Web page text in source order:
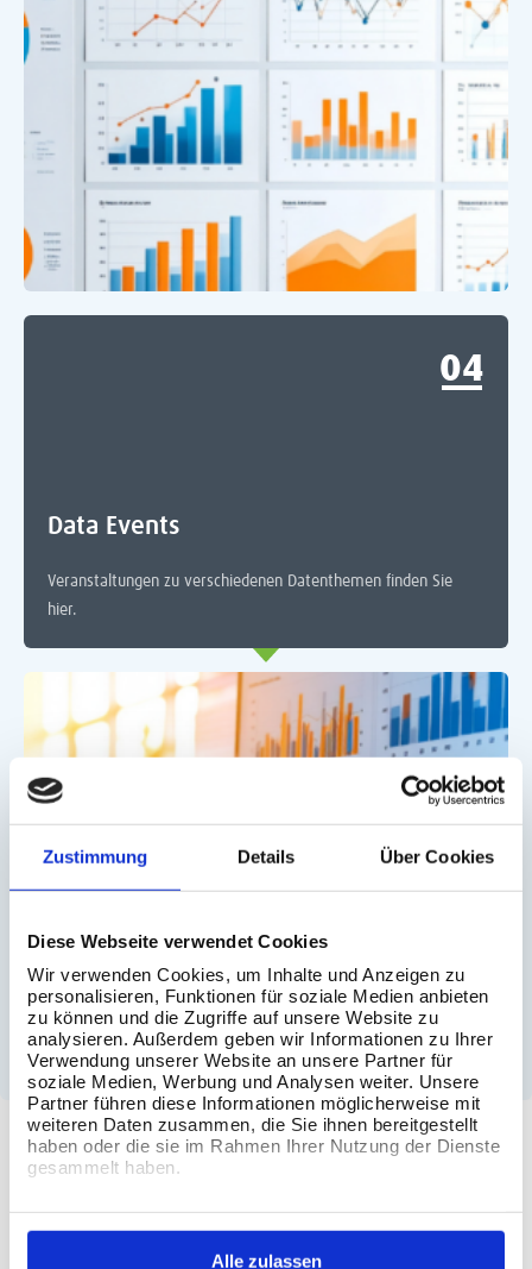
Zustimmung Details Über Cookies
Diese Webseite verwendet Cookies
Wir verwenden Cookies, um Inhalte und Anzeigen zu
personalisieren, Funktionen für soziale Medien anbieten
zu können und die Zugriffe auf unsere Website zu
analysieren. Außerdem geben wir Informationen zu Ihrer
Verwendung unserer Website an unsere Partner für
soziale Medien, Werbung und Analysen weiter. Unsere
Partner führen diese Informationen möglicherweise mit
weiteren Daten zusammen, die Sie ihnen bereitgestellt
haben oder die sie im Rahmen Ihrer Nutzung der Dienste
gesammelt haben.
Alle zulassen
0
Data Events
Veranstaltungen zu verschiedenen Datenthemen finden Sie
hier.
Tableau und Alteryx sind einfach zu erlernen – durch gezielte